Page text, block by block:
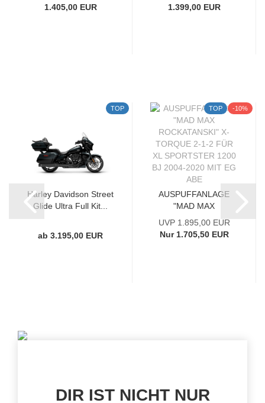
1.405,00 EUR 1.399,00 EUR
TOP
Harley Davidson Street
Glide Ultra Full Kit...
ab 3.195,00 EUR
TOP -10%
AUSPUFFANLAGE
"MAD MAX
ROCKATANSKI" X-
TORQUE...
UVP 1.895,00 EUR
Nur 1.705,50 EUR
DIR IST NICHT NUR